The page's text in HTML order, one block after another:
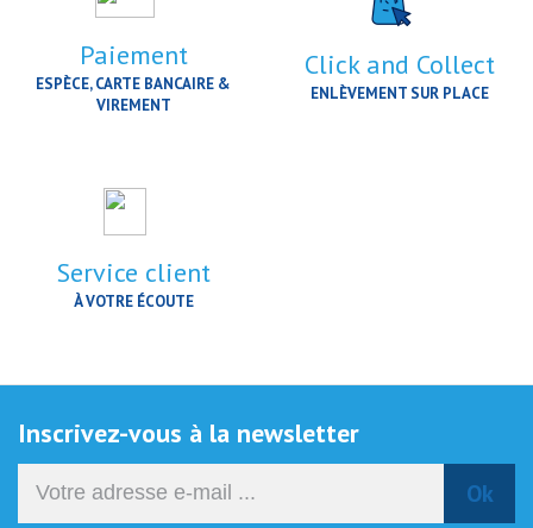
Paiement
ESPÈCE, CARTE BANCAIRE &
VIREMENT
Click and Collect
ENLÈVEMENT SUR PLACE
Service client
À VOTRE ÉCOUTE
Inscrivez-vous à la newsletter